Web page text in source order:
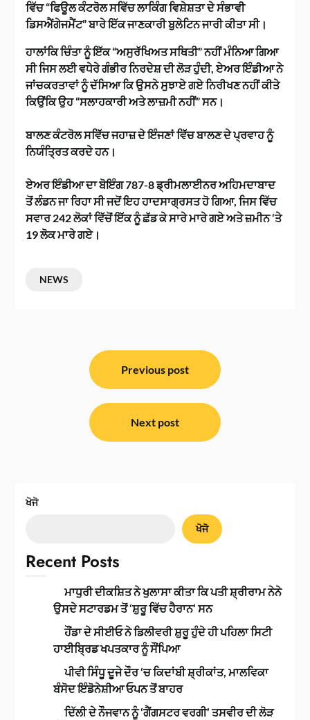
ਵਿੱਚ “ਫਿਊਲ ਕੰਟਰੋਲ ਸਵਿੱਚ ਲਾਕਿੰਗ ਵਿਸ਼ੇਸ਼ਤਾ ਦੇ ਸੰਭਾਵੀ
ਡਿਸਐਂਗੇਜਮੈਂਟ” ਬਾਰੇ ਇੱਕ ਜਾਣਕਾਰੀ ਬੁਲੇਟਿਨ ਜਾਰੀ ਕੀਤਾ ਸੀ।
ਹਾਲਾਂਕਿ ਚਿੰਤਾ ਨੂੰ ਇੱਕ “ਅਸੁਰੱਖਿਅਤ ਸਥਿਤੀ” ਨਹੀਂ ਮੰਨਿਆ ਗਿਆ
ਸੀ ਜਿਸ ਲਈ ਵਧੇਰੇ ਗੰਭੀਰ ਨਿਰਦੇਸ਼ ਦੀ ਲੋੜ ਹੁੰਦੀ, ਏਅਰ ਇੰਡੀਆ ਨੇ
ਜਾਂਚਕਰਤਾਵਾਂ ਨੂੰ ਦੱਸਿਆ ਕਿ ਉਸਨੇ ਸੁਝਾਏ ਗਏ ਨਿਰੀਖਣ ਨਹੀਂ ਕੀਤੇ
ਕਿਉਂਕਿ ਉਹ “ਸਲਾਹਕਾਰੀ ਅਤੇ ਲਾਜ਼ਮੀ ਨਹੀਂ” ਸਨ।
ਬਾਲਣ ਕੰਟਰੋਲ ਸਵਿੱਚ ਜਹਾਜ਼ ਦੇ ਇੰਜਣਾਂ ਵਿੱਚ ਬਾਲਣ ਦੇ ਪ੍ਰਵਾਹ ਨੂੰ
ਨਿਯੰਤ੍ਰਿਤ ਕਰਦੇ ਹਨ।
ਏਅਰ ਇੰਡੀਆ ਦਾ ਬੋਇੰਗ 787-8 ਡ੍ਰੀਮਲਾਈਨਰ ਅਹਿਮਦਾਬਾਦ
ਤੋਂ ਲੰਡਨ ਜਾ ਰਿਹਾ ਸੀ ਜਦੋਂ ਇਹ ਹਾਦਸਾਗ੍ਰਸਤ ਹੋ ਗਿਆ, ਜਿਸ ਵਿੱਚ
ਸਵਾਰ 242 ਲੋਕਾਂ ਵਿੱਚੋਂ ਇੱਕ ਨੂੰ ਛੱਡ ਕੇ ਸਾਰੇ ਮਾਰੇ ਗਏ ਅਤੇ ਜ਼ਮੀਨ ‘ਤੇ
19 ਲੋਕ ਮਾਰੇ ਗਏ।
NEWS
Previous post
Next post
ਖੋਜੋ
ਖੋਜੋ
Recent Posts
ਮਾਧੁਰੀ ਦੀਕਸ਼ਿਤ ਨੇ ਖੁਲਾਸਾ ਕੀਤਾ ਕਿ ਪਤੀ ਸ਼੍ਰੀਰਾਮ ਨੇਨੇ
ਉਸਦੇ ਸਟਾਰਡਮ ਤੋਂ ‘ਸ਼ੁਰੂ ਵਿੱਚ ਹੈਰਾਨ’ ਸਨ
ਹੌਂਡਾ ਦੇ ਸੀਈਓ ਨੇ ਡਿਲੀਵਰੀ ਸ਼ੁਰੂ ਹੁੰਦੇ ਹੀ ਪਹਿਲਾ ਸਿਟੀ
ਹਾਈਬ੍ਰਿਡ ਖਪਤਕਾਰ ਨੂੰ ਸੌਂਪਿਆ
ਪੀਵੀ ਸਿੰਧੂ ਦੂਜੇ ਦੌਰ ‘ਚ ਕਿਦਾਂਬੀ ਸ਼੍ਰੀਕਾਂਤ, ਮਾਲਵਿਕਾ
ਬੰਸੋਦ ਇੰਡੋਨੇਸ਼ੀਆ ਓਪਨ ਤੋਂ ਬਾਹਰ
ਦਿੱਲੀ ਦੇ ਨੌਜਵਾਨ ਨੂੰ ‘ਗੈਂਗਸਟਰ ਵਰਗੀ’ ਤਸਵੀਰ ਦੀ ਲੋੜ